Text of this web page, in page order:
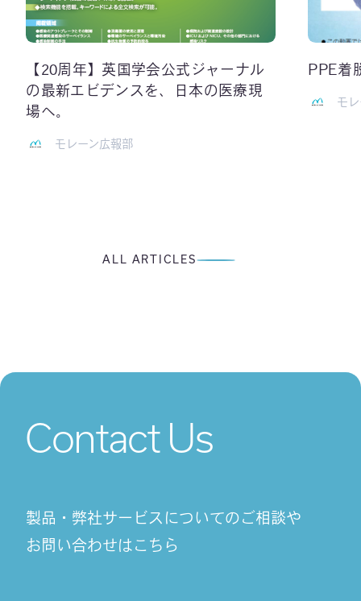
ALL ARTICLES
【20周年】英国学会公式ジャーナル
の最新エビデンスを、日本の医療現
場へ。
モレーン広報部
PPE着
モ
Contact Us
製品・弊社サービスについてのご相談や
お問い合わせはこちら